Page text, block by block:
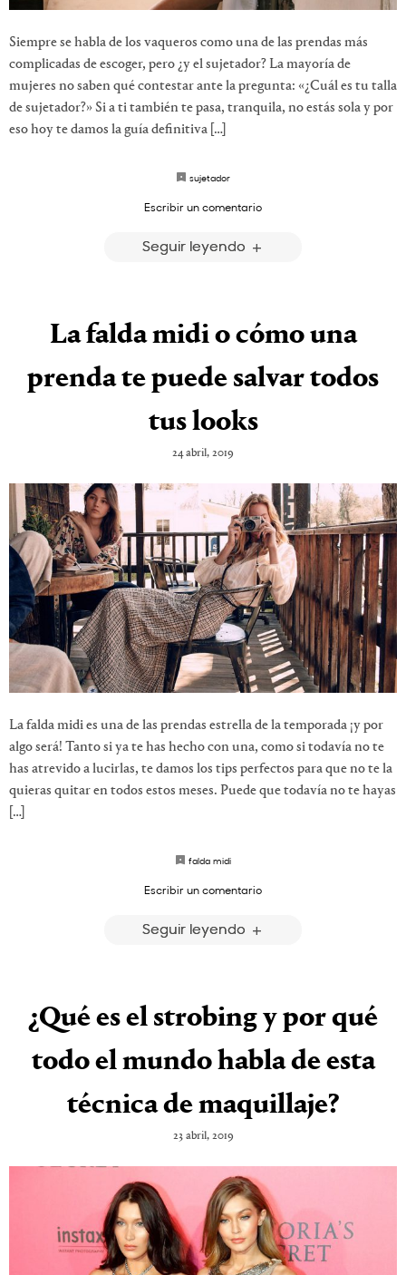
Siempre se habla de los vaqueros como una de las prendas más
complicadas de escoger, pero ¿y el sujetador? La mayoría de
mujeres no saben qué contestar ante la pregunta: «¿Cuál es tu talla
de sujetador?» Si a ti también te pasa, tranquila, no estás sola y por
eso hoy te damos la guía definitiva […]
sujetador
Escribir un comentario
Seguir leyendo
La falda midi o cómo una
prenda te puede salvar todos
tus looks
24 abril, 2019
La falda midi es una de las prendas estrella de la temporada ¡y por
algo será! Tanto si ya te has hecho con una, como si todavía no te
has atrevido a lucirlas, te damos los tips perfectos para que no te la
quieras quitar en todos estos meses. Puede que todavía no te hayas
[…]
falda midi
Escribir un comentario
Seguir leyendo
¿Qué es el strobing y por qué
todo el mundo habla de esta
técnica de maquillaje?
23 abril, 2019